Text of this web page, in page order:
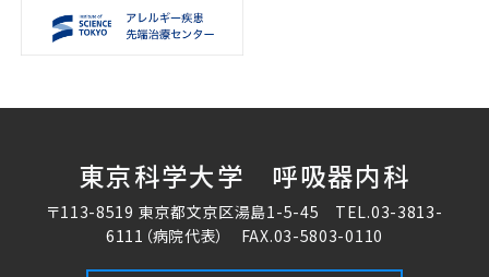
東京科学大学 呼吸器内科
〒113-8519 東京都文京区湯島1-5-45 TEL.03-3813-
6111 （病院代表） FAX.03-5803-0110